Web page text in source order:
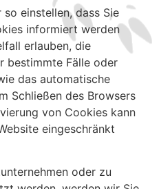
so einstellen, dass Sie
informiert werden
erlauben, die
bestimmte Fälle oder
das automatische
Schließen des Browsers
von Cookies kann
eingeschränkt
oder zu